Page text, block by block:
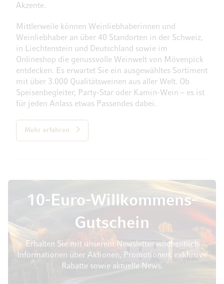
Akzente.
Mittlerweile können Weinliebhaberinnen und
Weinliebhaber an über 40 Standorten in der Schweiz,
in Liechtenstein und Deutschland sowie im
Onlineshop die genussvolle Weinwelt von Mövenpick
entdecken. Es erwartet Sie ein ausgewähltes Sortiment
mit über 3.000 Qualitätsweinen aus aller Welt. Ob
Speisenbegleiter, Party-Star oder Kamin-Wein – es ist
für jeden Anlass etwas Passendes dabei.
Mehr erfahren
10-Euro-Willkommens-
Gutschein
Erhalten Sie mit unserem Newsletter wöchentlich
Informationen über Aktionen, Promotionen, exklusive
Rabatte sowie aktuelle News.